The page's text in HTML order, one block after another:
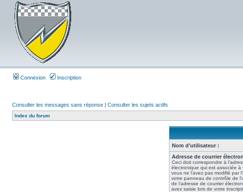
Connexion Inscription
Consulter les messages sans réponse | Consulter les sujets actifs
Index du forum
Nom d’utilisateur :
Adresse de courrier
Ceci doit correspondre à
électronique qui est associée à
vous ne l’avez pas modifié par
votre panneau de contrôle de
de l’adresse de courrier
avez saisie lors de votre